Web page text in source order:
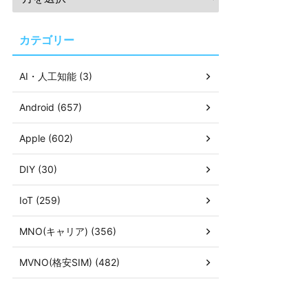
カテゴリー
AI・人工知能 (3)
Android (657)
Apple (602)
DIY (30)
IoT (259)
MNO(キャリア) (356)
MVNO(格安SIM) (482)